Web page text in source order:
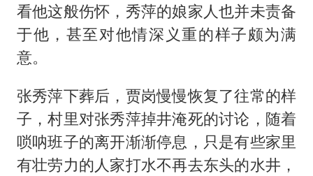
看他这般伤怀，秀萍的娘家人也并未责备
于他，甚至对他情深义重的样子颇为满
意。
张秀萍下葬后，贾岗慢慢恢复了往常的样
子，村里对张秀萍掉井淹死的讨论，随着
唢呐班子的离开渐渐停息，只是有些家里
有壮劳力的人家打水不再去东头的水井，